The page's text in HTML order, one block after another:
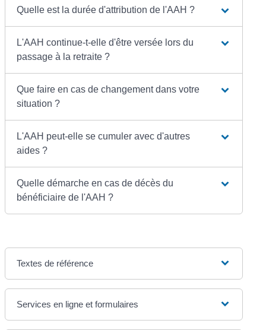
Quelle est la durée d'attribution de l'AAH ?
L'AAH continue-t-elle d'être versée lors du
passage à la retraite ?
Que faire en cas de changement dans votre
situation ?
L'AAH peut-elle se cumuler avec d'autres
aides ?
Quelle démarche en cas de décès du
bénéficiaire de l'AAH ?
Textes de référence
Services en ligne et formulaires